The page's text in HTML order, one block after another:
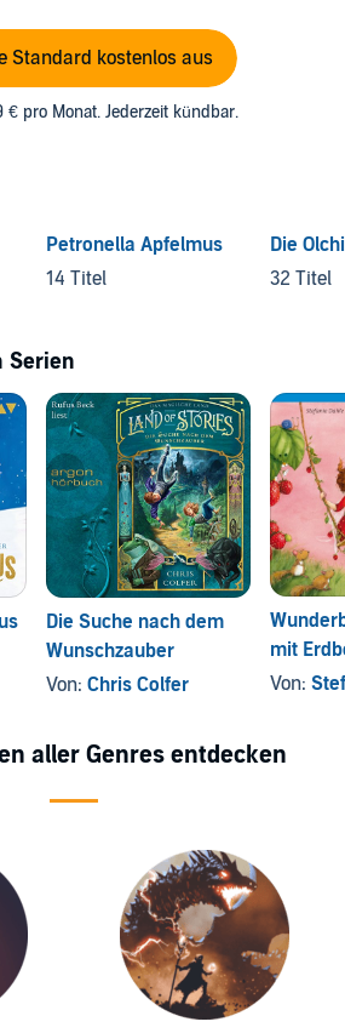
Standard kostenlos aus
€ pro Monat. Jederzeit kündbar.
Petronella Apfelmus
14 Titel
Die
32 Titel
Serien
Die Suche nach dem
Wunschzauber
Von: Chris Colfer
mit
Von:
aller Genres entdecken